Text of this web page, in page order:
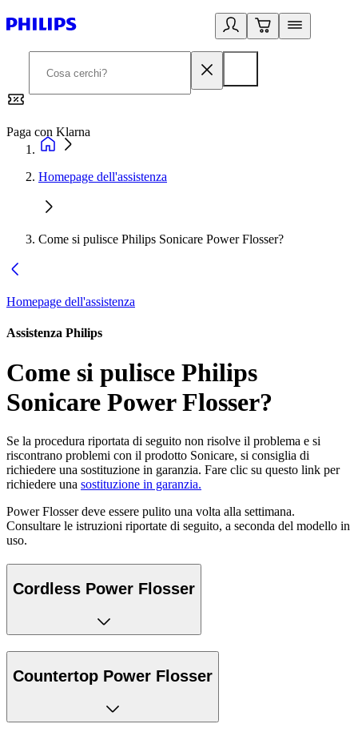
Paga con Klarna
Homepage dell'assistenza
Come si pulisce Philips Sonicare Power Flosser?
Homepage dell'assistenza
Assistenza Philips
Come si pulisce Philips
Sonicare Power Flosser?
Se la procedura riportata di seguito non risolve il problema e si
riscontrano problemi con il prodotto Sonicare, si consiglia di
richiedere una sostituzione in garanzia. Fare clic su questo link per
richiedere una sostituzione in garanzia.
Power Flosser deve essere pulito una volta alla settimana.
Consultare le istruzioni riportate di seguito, a seconda del modello in
uso.
Cordless Power Flosser
Countertop Power Flosser